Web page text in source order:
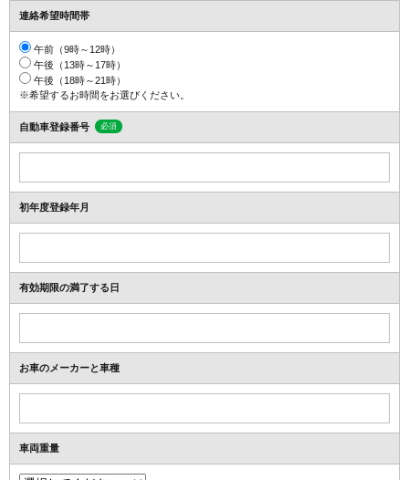
連絡希望時間帯
午前（9時～12時）
午後（13時～17時）
午後（18時～21時）
※希望するお時間をお選びください。
自動車登録番号 必須
初年度登録年月
有効期限の満了する日
お車のメーカーと車種
車両重量